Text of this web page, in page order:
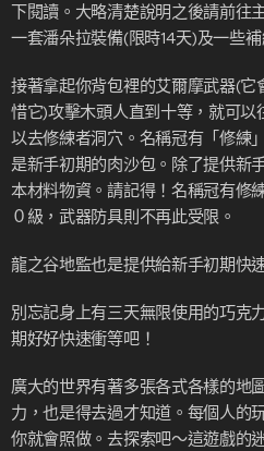
下閱讀。大略清楚說明之後請前往
一套潘朵拉裝備(限時14天)及一些補
接著拿起你背包裡的艾爾摩武器(
惜它)攻擊木頭人直到十等，就可
以去修練者洞穴。名稱冠有「修練
是新手初期的肉沙包。除了提供新
本材料物資。請記得！名稱冠有修
０級，武器防具則不再此受限。
龍之谷地監也是提供給新手初期快
別忘記身上有三天無限使用的巧克
期好好快速衝等吧！
廣大的世界有著多張各式各樣的地
力，也是得去過才知道。每個人的
你就會照做。去探索吧～這遊戲的